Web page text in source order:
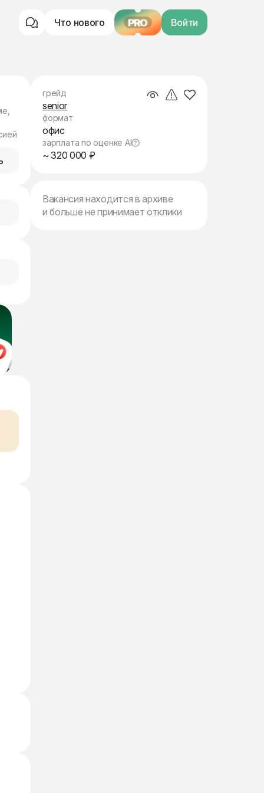
Что нового PRO Войти
грейд
senior
формат
офис
зарплата по оценке AI
~ 320 000 ₽
Вакансия находится в архиве
и больше не принимает отклики